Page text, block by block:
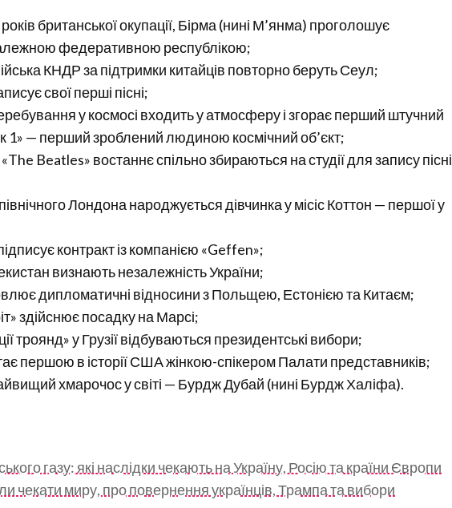
британської окупації, Бірма (нині М’янма) проголошує
федеративною республікою;
КНДР за підтримки китайців повторно беруть Сеул;
свої перші пісні;
у космосі входить у атмосферу і згорає перший штучний
1» — перший зроблений людиною космічний об’єкт;
Beatles» востаннє спільно збираються на студії для запису пісні
північного Лондона народжується дівчинка у місіс Коттон — першої у
контракт із компанією «Geffen»;
визнають незалежність України;
дипломатичні відносини з Польщею, Естонією та Китаєм;
здійснює посадку на Марсі;
троянд» у Грузії відбуваються президентські вибори;
першою в історії США жінкою-спікером Палати представників;
хмарочос у світі — Бурдж Дубай (нині Бурдж Халіфа).
газу: які наслідки чекають на Україну, Росію та країни Європи
чекати миру, про повернення українців, Трампа та вибори